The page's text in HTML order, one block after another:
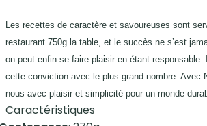
Les recettes de caractère et savoureuses sont
restaurant 750g la table, et le succès ne s’est
on peut enfin se faire plaisir en étant
cette conviction avec le plus grand nombre. Avec
nous avec plaisir et simplicité pour un monde
Caractéristiques